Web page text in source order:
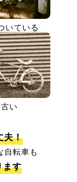
いている
古い
夫！
自転車も
ます